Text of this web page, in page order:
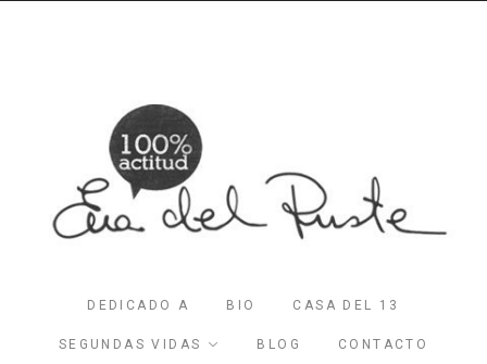
DEDICADO A BIO CASA DEL 13
SEGUNDAS VIDAS BLOG CONTACTO